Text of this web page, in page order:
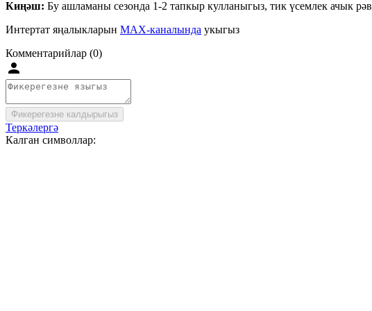
Киңәш: Бу ашламаны сезонда 1-2 тапкыр кулланыгыз, тик үсемлек ачык
Интертат яңалыкларын MAX-каналында укыгыз
Комментарийлар (0)
Фикерегезне калдырыгыз
Теркәлергә
Калган символлар: